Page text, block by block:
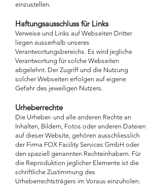
einzustellen.
Haftungsausschluss für Links
Verweise und Links auf Webseiten Dritter
liegen ausserhalb unseres
Verantwortungsbereichs. Es wird jegliche
Verantwortung für solche Webseiten
abgelehnt. Der Zugriff und die Nutzung
solcher Webseiten erfolgen auf eigene
Gefahr des jeweiligen Nutzers.
Urheberrechte
Die Urheber- und alle anderen Rechte an
Inhalten, Bildern, Fotos oder anderen Dateien
auf dieser Website, gehören ausschliesslich
der Firma FOX Facility Services GmbH oder
den speziell genannten Rechteinhabern. Für
die Reproduktion jeglicher Elemente ist die
schriftliche Zustimmung des
Urheberrechtsträgers im Voraus einzuholen.